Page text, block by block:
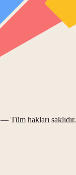
— Tüm hakları saklıdır.